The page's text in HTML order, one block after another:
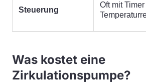
Steuerung
Oft mit
Was kostet eine
Zirkulationspumpe?